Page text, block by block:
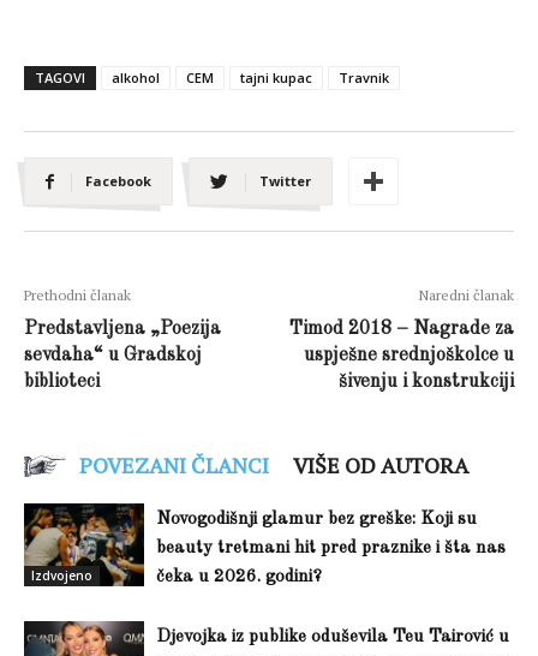
TAGOVI alkohol CEM tajni kupac Travnik
Facebook Twitter
Prethodni članak
Predstavljena „Poezija
sevdaha“ u Gradskoj
biblioteci
Naredni članak
Timod 2018 – Nagrade za
uspješne srednjoškolce u
šivenju i konstrukciji
POVEZANI ČLANCI VIŠE OD AUTORA
Izdvojeno
Novogodišnji glamur bez greške: Koji su
beauty tretmani hit pred praznike i šta nas
čeka u 2026. godini?
Djevojka iz publike oduševila Teu Tairović u